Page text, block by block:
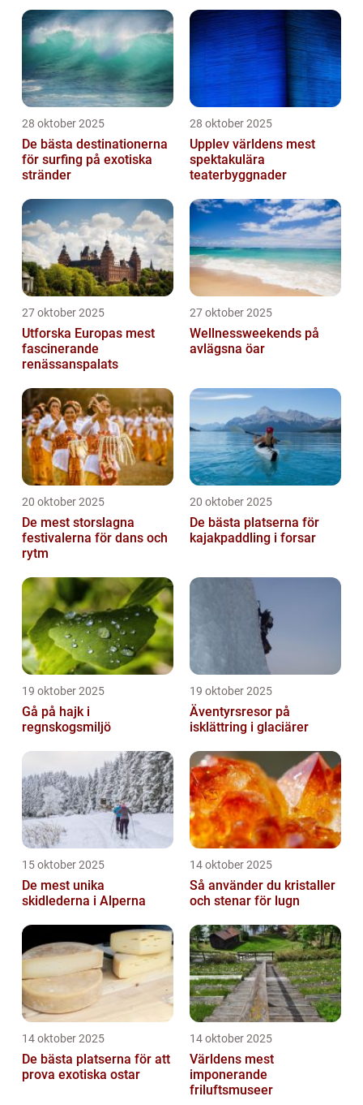
28 oktober 2025
De bästa destinationerna
för surfing på exotiska
stränder
28 oktober 2025
Upplev världens mest
spektakulära
teaterbyggnader
27 oktober 2025
Utforska Europas mest
fascinerande
renässanspalats
27 oktober 2025
Wellnessweekends på
avlägsna öar
20 oktober 2025
De mest storslagna
festivalerna för dans och
rytm
20 oktober 2025
De bästa platserna för
kajakpaddling i forsar
19 oktober 2025
Gå på hajk i
regnskogsmiljö
19 oktober 2025
Äventyrsresor på
isklättring i glaciärer
15 oktober 2025
De mest unika
skidlederna i Alperna
14 oktober 2025
Så använder du kristaller
och stenar för lugn
14 oktober 2025
De bästa platserna för att
prova exotiska ostar
14 oktober 2025
Världens mest
imponerande
friluftsmuseer